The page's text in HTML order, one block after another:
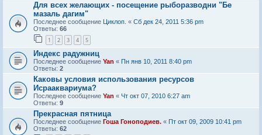
Для всех желающих - посещение рыборазводни "Бе
мазаль дагим"
Последнее сообщение Циклоп. « Сб дек 24, 2011 5:36 pm
Ответы: 66
1 2 3 4 5
Индекс радужниц
Последнее сообщение Yan « Пн янв 10, 2011 8:40 pm
Ответы: 2
Каковы условия использования ресурсов
Исрааквариума?
Последнее сообщение Yan « Чт окт 07, 2010 6:27 am
Ответы: 9
Прекрасная пятница
Последнее сообщение Гоша Гоноподиев. « Пт окт 09, 2009 10:41 pm
Ответы: 62